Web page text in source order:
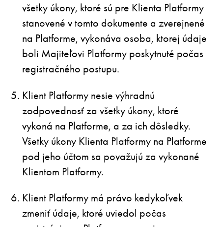
všetky úkony, ktoré sú pre Klienta Platformy
stanovené v tomto dokumente a zverejnené
na Platforme, vykonáva osoba, ktorej údaje
boli Majiteľovi Platformy poskytnuté počas
registračného postupu.
Klient Platformy nesie výhradnú
zodpovednosť za všetky úkony, ktoré
vykoná na Platforme, a za ich dôsledky.
Všetky úkony Klienta Platformy na Platforme
pod jeho účtom sa považujú za vykonané
Klientom Platformy.
Klient Platformy má právo kedykoľvek
zmeniť údaje, ktoré uviedol počas